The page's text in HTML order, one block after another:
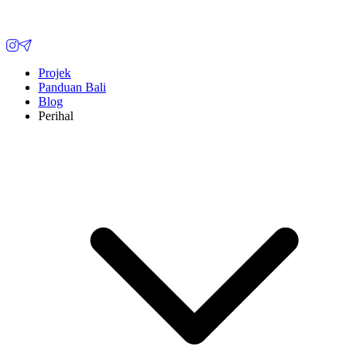
Projek
Panduan Bali
Blog
Perihal